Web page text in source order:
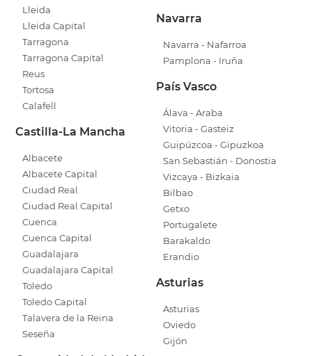
Lleida
Lleida Capital
Tarragona
Tarragona Capital
Reus
Tortosa
Calafell
Castilla-La Mancha
Albacete
Albacete Capital
Ciudad Real
Ciudad Real Capital
Cuenca
Cuenca Capital
Guadalajara
Guadalajara Capital
Toledo
Toledo Capital
Talavera de la Reina
Seseña
Navarra
Navarra - Nafarroa
Pamplona - Iruña
País Vasco
Álava - Araba
Vitoria - Gasteiz
Guipúzcoa - Gipuzkoa
San Sebastián - Donostia
Vizcaya - Bizkaia
Bilbao
Getxo
Portugalete
Barakaldo
Erandio
Asturias
Asturias
Oviedo
Gijón